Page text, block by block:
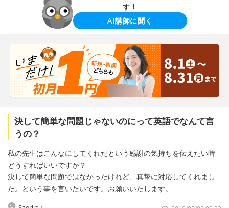
す！
AI講師に聞く
決して簡単な問題じゃないのにって英語でなんて言
うの？
私の先生はこんなにしてくれたという感謝の気持ちを伝えたい時
どうすればいいですか？
決して簡単な問題ではなかったけれど、真摯に対応してくれまし
た。という事を言いたいです。お願いいたします。